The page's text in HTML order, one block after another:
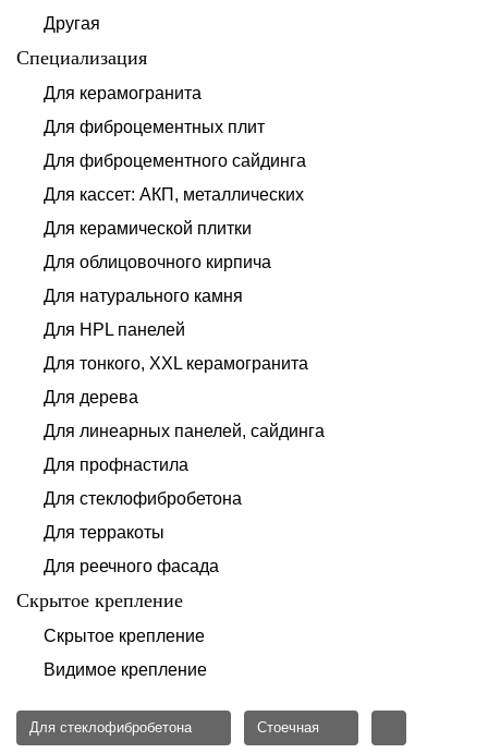
Другая
Специализация
Для керамогранита
Для фиброцементных плит
Для фиброцементного сайдинга
Для кассет: АКП, металлических
Для керамической плитки
Для облицовочного кирпича
Для натурального камня
Для HPL панелей
Для тонкого, XXL керамогранита
Для дерева
Для линеарных панелей, сайдинга
Для профнастила
Для стеклофибробетона
Для терракоты
Для реечного фасада
Скрытое крепление
Скрытое крепление
Видимое крепление
Для стеклофибробетона Стоечная